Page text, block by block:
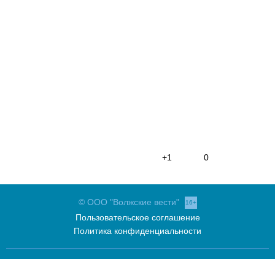
+1 0
© ООО "Волжские вести" 16+
Пользовательское соглашение
Политика конфиденциальности